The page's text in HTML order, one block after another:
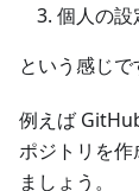
個人の設
という感じで
例えば
ポジトリを
ましょう。